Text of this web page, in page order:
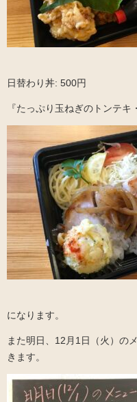
日替わり丼: 500円
『たっぷり玉ねぎのトンテキ
になります。
また明日、12月1日（火）の
きます。